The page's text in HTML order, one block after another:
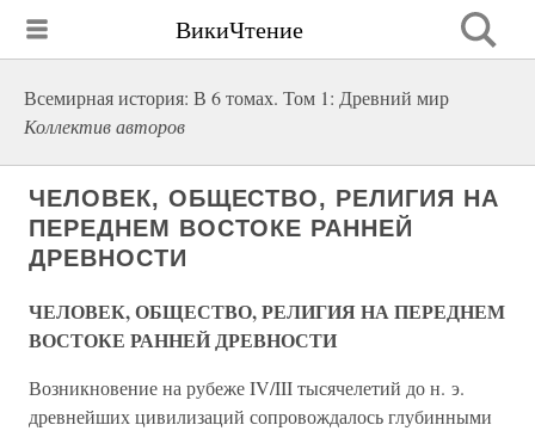
ВикиЧтение
Всемирная история: В 6 томах. Том 1: Древний мир
Коллектив авторов
ЧЕЛОВЕК, ОБЩЕСТВО, РЕЛИГИЯ НА
ПЕРЕДНЕМ ВОСТОКЕ РАННЕЙ
ДРЕВНОСТИ
ЧЕЛОВЕК, ОБЩЕСТВО, РЕЛИГИЯ НА ПЕРЕДНЕМ
ВОСТОКЕ РАННЕЙ ДРЕВНОСТИ
Возникновение на рубеже IV/III тысячелетий до н. э.
древнейших цивилизаций сопровождалось глубинными